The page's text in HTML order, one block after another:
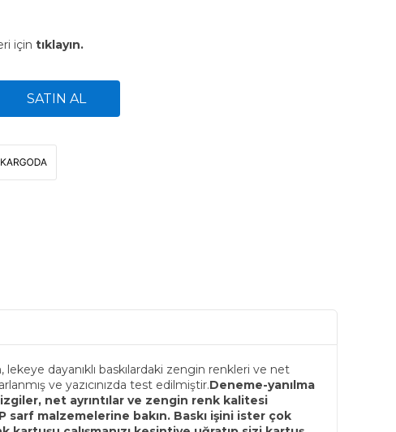
için tıklayın.
dayanıklı baskılardaki zengin renkleri ve net
ve yazıcınızda test edilmiştir.Deneme-yanılma
net ayrıntılar ve zengin renk kalitesi
sarf malzemelerine bakın. Baskı işini ister çok